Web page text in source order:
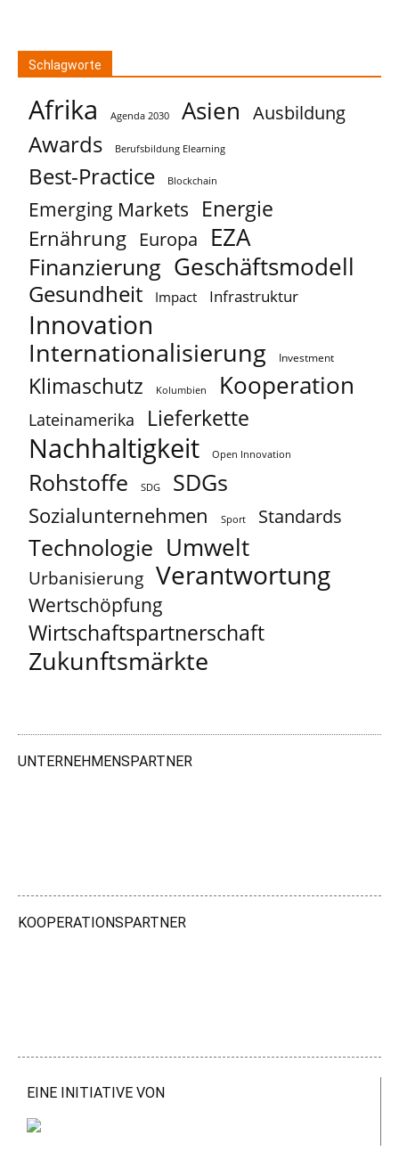
Schlagworte
Afrika Agenda 2030 Asien Ausbildung
Awards Berufsbildung Elearning
Best-Practice Blockchain
Emerging Markets Energie
Ernährung Europa EZA
Finanzierung Geschäftsmodell
Gesundheit Impact Infrastruktur
Innovation
Internationalisierung Investment
Klimaschutz Kolumbien Kooperation
Lateinamerika Lieferkette
Nachhaltigkeit Open Innovation
Rohstoffe SDG SDGs
Sozialunternehmen Sport Standards
Technologie Umwelt
Urbanisierung Verantwortung
Wertschöpfung
Wirtschaftspartnerschaft
Zukunftsmärkte
UNTERNEHMENSPARTNER
KOOPERATIONSPARTNER
EINE INITIATIVE VON